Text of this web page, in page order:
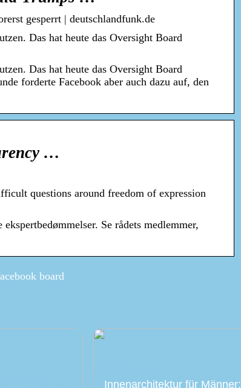
gesperrt | deutschlandfunk.de
Das hat heute das Oversight Board
Das hat heute das Oversight Board
forderte Facebook aber auch dazu auf, den
…
questions around freedom of expression
Se rådets medlemmer,
board
Innenarchitektur für Männer: